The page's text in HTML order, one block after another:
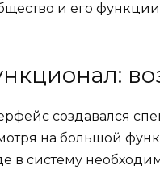
и его
создавался
на большой
в систему